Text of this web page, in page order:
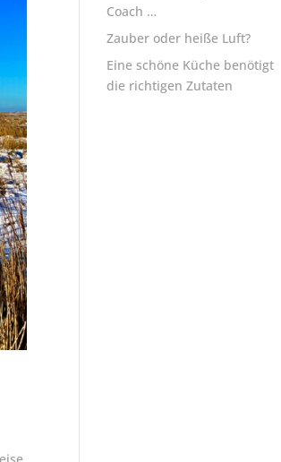
Coach …
Zauber oder heiße Luft?
Eine schöne Küche benötigt
die richtigen Zutaten